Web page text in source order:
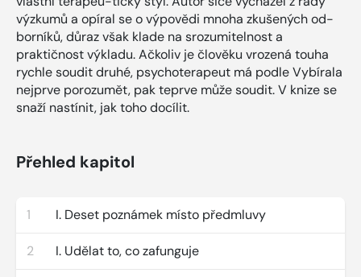
výzkumů a opíral se o výpovědi mnoha zkušených od-
borníků, důraz však klade na srozumitelnost a
praktičnost výkladu. Ačkoliv je člověku vrozená touha
rychle soudit druhé, psychoterapeut má podle Vybírala
nejprve porozumět, pak teprve může soudit. V knize se
snaží nastínit, jak toho docílit.
Přehled kapitol
1 I. Deset poznámek místo předmluvy
2 I. Udělat to, co zafunguje